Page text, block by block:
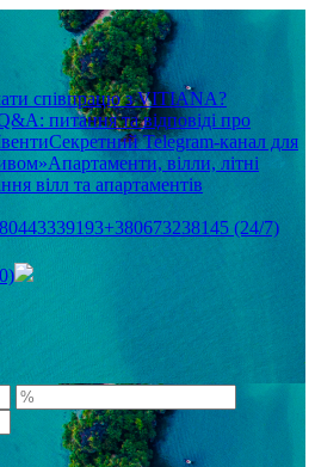
співпрацю з VITIANA?
питання та відповіді про
Секретний Telegram-канал для
Апартаменти, вілли, літні
вілл та апартаментів
+380673238145 (24/7)